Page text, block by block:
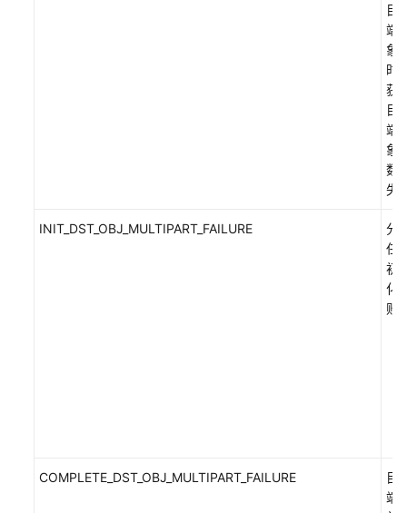
目
端
象
时
获
目
端
象
数
失
INIT_DST_OBJ_MULTIPART_FAILURE
分
任
初
化
败
COMPLETE_DST_OBJ_MULTIPART_FAILURE
目
端